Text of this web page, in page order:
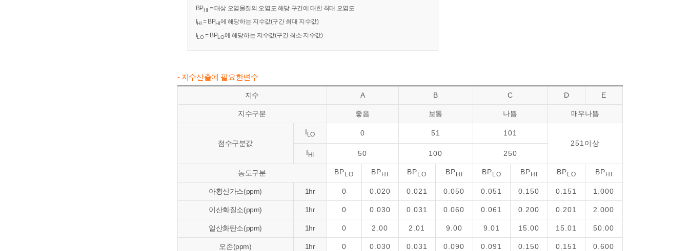
BPHI = 대상 오염물질의 오염도 해당 구간에 대한 최대 오염도
HI = BPHI 에 해당하는 지수값(구간 최대 지수값)
ILO= BPLO에 해당하는 지수값(구간 최소 지수값)
- 지수산출에 필요한변수
지수 A B C D E
지수구분 좋음 보통 나쁨 매우나쁨
점수구분값
ILO 0 51
101
251이상
IHI 50 100 250
농도구분 BPLO BPHI BPLO BPHI BPLO BPHI BPLO BPHI
아황산가스(ppm) 1hr 0 0.020 0.021 0.050 0.051 0.150 0.151 1.000
이산화질소(ppm) 1hr 0 0.030 0.031 0.060 0.061 0.200 0.201 2.000
일산화탄소(ppm) 1hr 0 2.00 2.01 9.00 9.01 15.00 15.01 50.00
오존(ppm) 1hr 0 0.030 0.031 0.090 0.091 0.150 0.151 0.600